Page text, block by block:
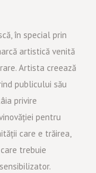
în special prin
artistică venită
Artista creează
publicului său
privire
pentru
care e trăirea,
trebuie